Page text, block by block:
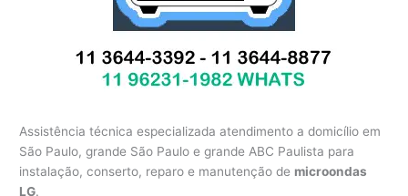
Assistência técnica especializada atendimento a domicílio em
São Paulo, grande São Paulo e grande ABC Paulista para
instalação, conserto, reparo e manutenção de microondas
LG.